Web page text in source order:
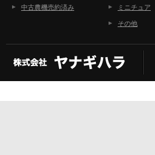
中古農機売約済み ミニチュア
その他